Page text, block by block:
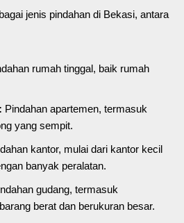
jenis pindahan di Bekasi, antara
rumah tinggal, baik rumah
Pindahan apartemen, termasuk
yang sempit.
kantor, mulai dari kantor kecil
banyak peralatan.
gudang, termasuk
berat dan berukuran besar.